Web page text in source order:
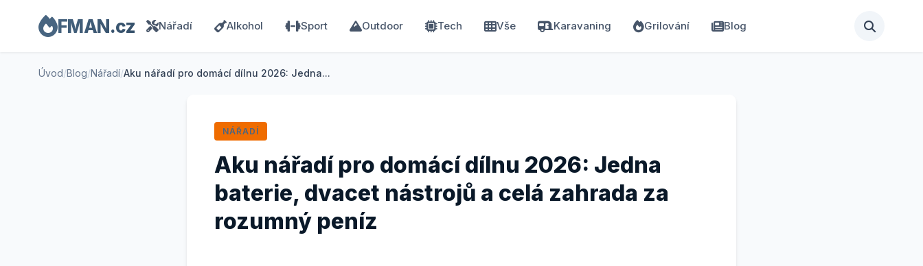
FMAN.cz Nářadí Alkohol Sport Outdoor Tech Vše Karavaning Grilování Blog
Úvod/Blog/Nářadí/Aku nářadí pro domácí dílnu 2026: Jedna...
NÁŘADÍ
Aku nářadí pro domácí dílnu 2026: Jedna
baterie, dvacet nástrojů a celá zahrada za
rozumný peníz